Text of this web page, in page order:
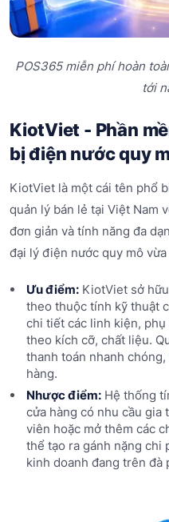
POS365 miễn phí hoàn
tới
KiotViet - Phần
bị điện nước quy
KiotViet là một cái tên phổ
quản lý bán lẻ tại Việt Nam
đơn giản và tính năng đa
đại lý điện nước quy mô vừa
Ưu điểm:KiotViet sở
theo thuộc tính kỹ thuật
chi tiết các linh kiện,
theo kích cỡ, chất liệu.
thanh toán nhanh
hàng.
Nhược điểm:Hệ thống
cửa hàng có nhu cầu gia
viên hoặc mở thêm các
thể tạo ra gánh nặng chi
kinh doanh đang trên đà